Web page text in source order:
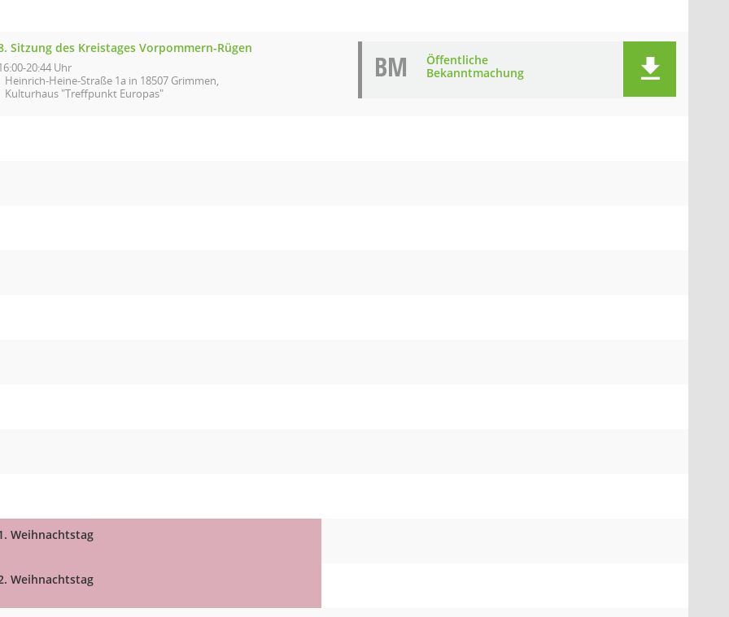
Sitzung des Kreistages Vorpommern-Rügen
20:44 Uhr
Heinrich-Heine-Straße 1a in 18507 Grimmen,
Kulturhaus "Treffpunkt Europas"
BM
Öffentliche
Bekanntmachung
Weihnachtstag
Weihnachtstag